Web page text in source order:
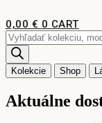
na
obsah
0,00 € 0 CART
Products
search
Kolekcie Shop
Aktuálne